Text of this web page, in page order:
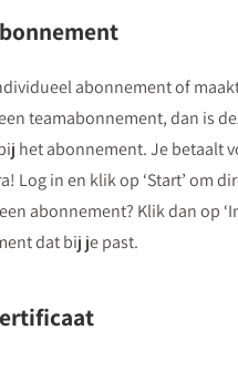
abonnement of
teamabonnement, dan is
het abonnement. Je betaalt
Log in en klik op ‘Start’ om
abonnement? Klik dan op
dat bij je past.